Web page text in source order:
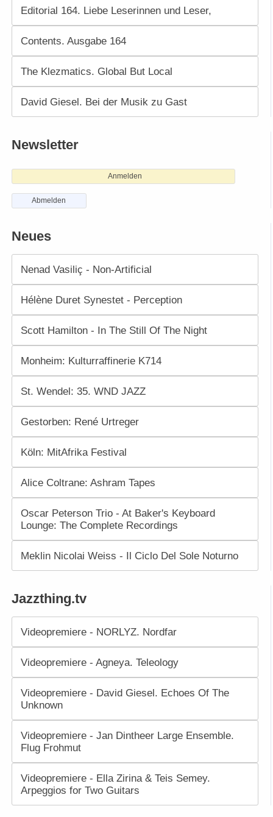
Editorial 164. Liebe Leserinnen und Leser,
Contents. Ausgabe 164
The Klezmatics. Global But Local
David Giesel. Bei der Musik zu Gast
Newsletter
Anmelden
Abmelden
Neues
Nenad Vasiliç - Non-Artificial
Hélène Duret Synestet - Perception
Scott Hamilton - In The Still Of The Night
Monheim: Kulturraffinerie K714
St. Wendel: 35. WND JAZZ
Gestorben: René Urtreger
Köln: MitAfrika Festival
Alice Coltrane: Ashram Tapes
Oscar Peterson Trio - At Baker's Keyboard
Lounge: The Complete Recordings
Meklin Nicolai Weiss - Il Ciclo Del Sole Noturno
Jazzthing.tv
Videopremiere - NORLYZ. Nordfar
Videopremiere - Agneya. Teleology
Videopremiere - David Giesel. Echoes Of The
Unknown
Videopremiere - Jan Dintheer Large Ensemble.
Flug Frohmut
Videopremiere - Ella Zirina & Teis Semey.
Arpeggios for Two Guitars